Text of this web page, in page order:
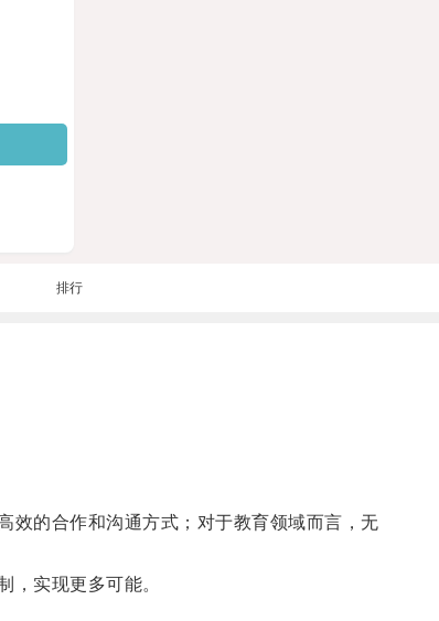
排行
的合作和沟通方式；对于教育领域而言，无
实现更多可能。